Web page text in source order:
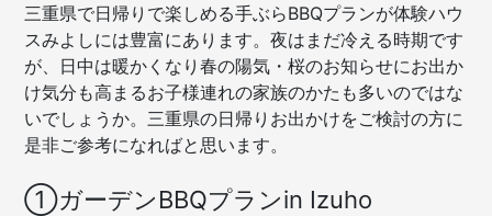
重
県・
春】
日
帰
り
ぶ
三重県で日帰りで楽しめる手ぶらBBQプランが体験ハウ
スみよしには豊富にあります。夜はまだ冷える時期です
が、日中は暖かくなり春の陽気・桜のお知らせにお出か
け気分も高まるお子様連れの家族のかたも多いのではな
いでしょうか。三重県の日帰りお出かけをご検討の方に
是非ご参考になればと思います。
①ガーデンBBQプランin Izuho